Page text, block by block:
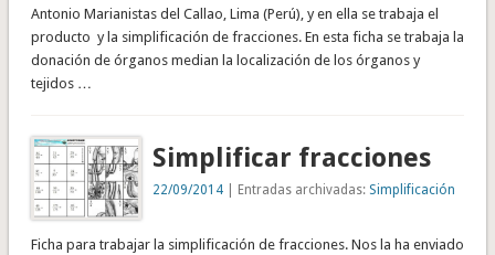
Antonio Marianistas del Callao, Lima (Perú), y en ella se trabaja el
producto y la simplificación de fracciones. En esta ficha se trabaja la
donación de órganos median la localización de los órganos y
tejidos …
Simplificar fracciones
22/09/2014 | Entradas archivadas: Simplificación
Ficha para trabajar la simplificación de fracciones. Nos la ha enviado